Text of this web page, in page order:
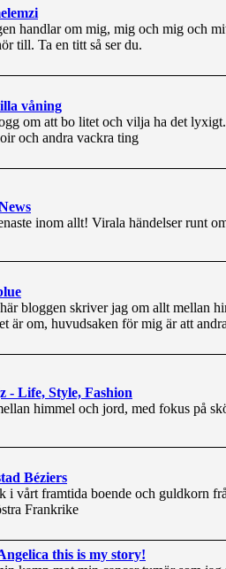
handlar om mig, mig och mig och
till. Ta en titt så ser du.
våning
om att bo litet och vilja ha det
och andra vackra ting
inom allt! Virala händelser runt
bloggen skriver jag om allt mellan
är om, huvudsaken för mig är att
- Life, Style, Fashion
himmel och jord, med fokus på
Béziers
i vårt framtida boende och guldkorn
Frankrike
this is my story!